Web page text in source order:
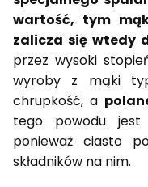
wartość, tym
zalicza się wtedy
przez wysoki
wyroby z mąki
chrupkość, a
tego powodu
ponieważ ciasto
składników na nim.